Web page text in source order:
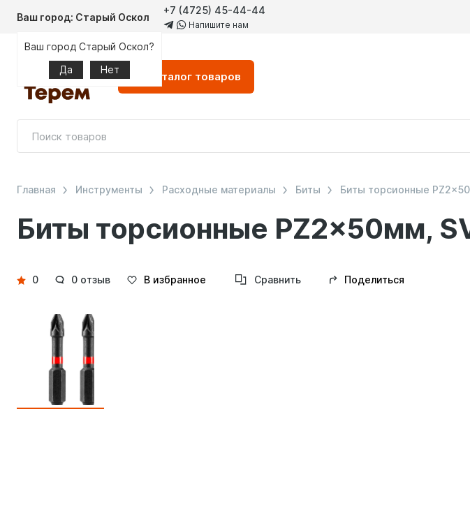
Ваш город: Старый Оскол
Ваш город Старый Оскол?
Да
Нет
+7 (4725) 45-44-44
Напишите нам
Каталог товаров
Биты торсионные PZ2x50мм,
Главная Инструменты Расходные материалы Биты Биты торсионные
Детали
0 0 отзыв В избранное Сравнить Поделиться